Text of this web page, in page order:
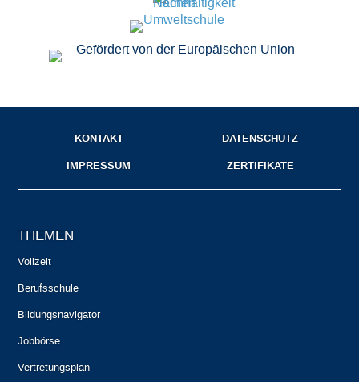
KONTAKT
DATENSCHUTZ
IMPRESSUM
ZERTIFIKATE
THEMEN
Vollzeit
Berufsschule
Bildungsnavigator
Jobbörse
Vertretungsplan